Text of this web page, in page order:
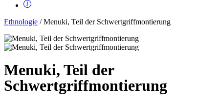
Ethnologie / Menuki, Teil der Schwertgriffmontierung
Menuki, Teil der
Schwertgriffmontierung